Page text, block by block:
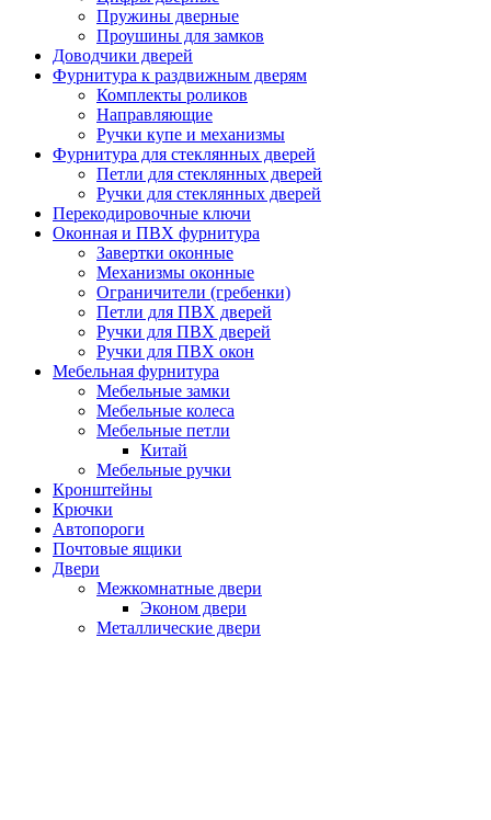
Пружины дверные
Проушины для замков
Доводчики дверей
Фурнитура к раздвижным дверям
Комплекты роликов
Направляющие
Ручки купе и механизмы
Фурнитура для стеклянных дверей
Петли для стеклянных дверей
Ручки для стеклянных дверей
Перекодировочные ключи
Оконная и ПВХ фурнитура
Завертки оконные
Механизмы оконные
Ограничители (гребенки)
Петли для ПВХ дверей
Ручки для ПВХ дверей
Ручки для ПВХ окон
Мебельная фурнитура
Мебельные замки
Мебельные колеса
Мебельные петли
Китай
Мебельные ручки
Кронштейны
Крючки
Автопороги
Почтовые ящики
Двери
Межкомнатные двери
Эконом двери
Металлические двери